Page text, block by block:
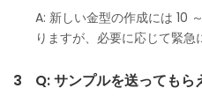
A: 新しい金型の作成には 10
りますが、必要に応じて緊急
3 Q: サンプルを送ってもら